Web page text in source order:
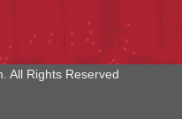
All Rights Reserved